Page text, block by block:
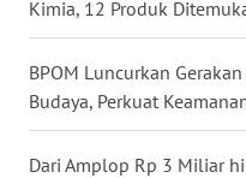
Kimia, 12 Produk
BPOM Luncurkan
Budaya, Perkuat
Dari Amplop Rp 3 Miliar
WN